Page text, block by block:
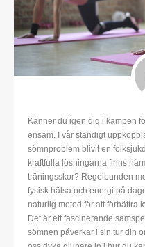
Känner du igen dig i kampen
ensam. I vår ständigt
sömnproblem blivit en
kraftfulla lösningarna finns
träningsskor? Regelbunden
fysisk hälsa och energi på
naturlig metod för att förbättra
Det är ett fascinerande
sömnen påverkar i sin tur din